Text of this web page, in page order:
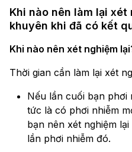
Khi nào nên làm lại
khuyên khi đã có kết
Khi nào nên xét nghiệm
Thời gian cần làm lại xét
Nếu lần cuối bạn phơi
tức là có phơi nhiễm
bạn nên xét nghiệm
lần phơi nhiễm đó.